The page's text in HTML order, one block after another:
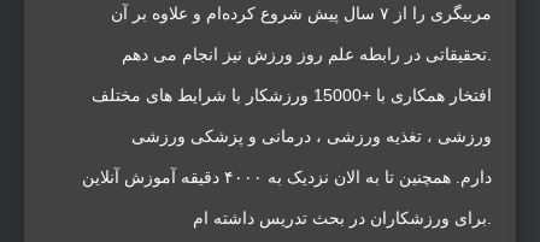
مربیگری را از ۷ سال پیش شروع کرده‌ام و علاوه بر آن
تحقیقاتی در رابطه علم روز ورزش نیز انجام می دهم.
افتخار همکاری با +15000 ورزشکار با شرایط های مختلف
ورزشی ، تغذیه ورزشی ، درمانی و پزشکی ورزشی
دارم. همچنین تا به الان نزدیک به ۴۰۰۰ دقیقه آموزش آنلاین
برای ورزشکاران در بحث تدریس داشته ام.